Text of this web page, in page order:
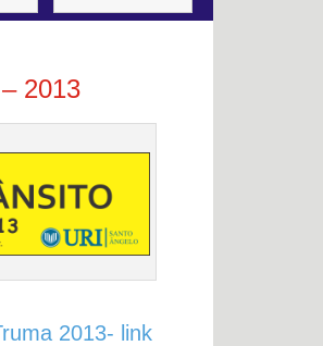
2013
2013- link